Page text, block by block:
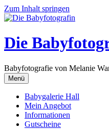
Zum Inhalt springen
Die
Babyfotografie von Melanie
Menü
Babygalerie Hall
Mein Angebot
Informationen
Gutscheine